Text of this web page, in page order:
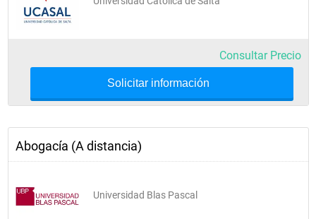
Consultar Precio
Solicitar información
Abogacía (A distancia)
Universidad Blas Pascal